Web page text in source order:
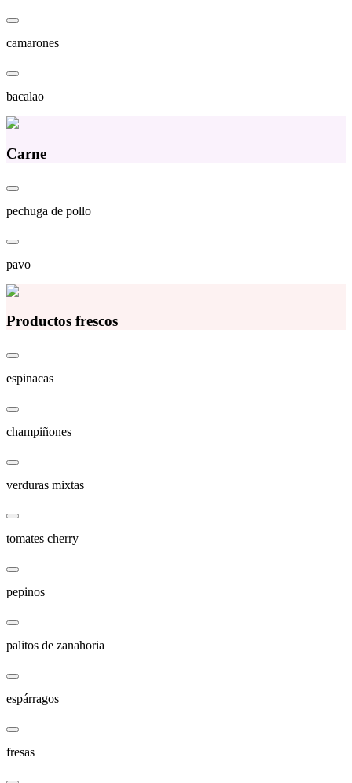
camarones
bacalao
Carne
pechuga de pollo
pavo
Productos frescos
espinacas
champiñones
verduras mixtas
tomates cherry
pepinos
palitos de zanahoria
espárragos
fresas